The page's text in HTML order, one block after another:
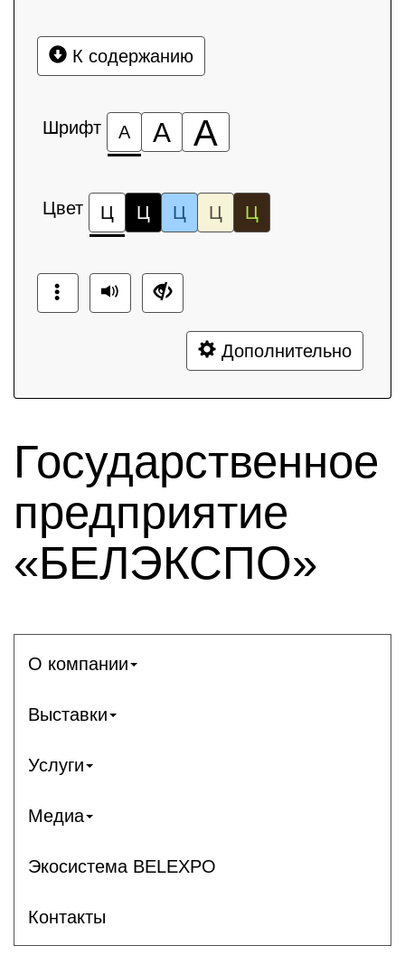
К содержанию
Шрифт А А А
Цвет Ц Ц Ц Ц Ц
Дополнительно
Государственное
предприятие
«БЕЛЭКСПО»
О компании
Выставки
Услуги
Медиа
Экосистема BELEXPO
Контакты